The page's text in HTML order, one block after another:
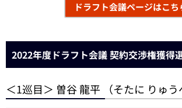
ドラフト会議ページはこち
2022年度ドラフト会議 契約交渉権獲得
＜1巡目＞ 曽谷 龍平 （そたに りゅう